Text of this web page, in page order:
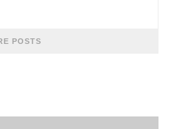
POSTS